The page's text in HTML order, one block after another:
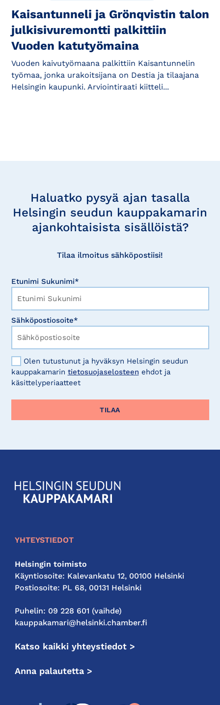
Kaisantunneli ja Grönqvistin talon
julkisivuremontti palkittiin
Vuoden katutyömaina
Vuoden kaivutyömaana palkittiin Kaisantunnelin
työmaa, jonka urakoitsijana on Destia ja tilaajana
Helsingin kaupunki. Arviointiraati kiitteli...
Haluatko pysyä ajan tasalla
Helsingin seudun kauppakamarin
ajankohtaisista sisällöistä?
Tilaa ilmoitus sähköpostiisi!
Etunimi Sukunimi*
Sähköpostiosoite*
Olen tutustunut ja hyväksyn Helsingin seudun
kauppakamarin tietosuojaselosteen ehdot ja
käsittelyperiaatteet
KauppakamariHelsingin
seudun
YHTEYSTIEDOT
Helsingin toimisto
Käyntiosoite: Kalevankatu 12, 00100 Helsinki
Postiosoite: PL 68, 00131 Helsinki
Puhelin: 09 228 601 (vaihde)
kauppakamari@helsinki.chamber.fi
Katso kaikki yhteystiedot >
Anna palautetta >